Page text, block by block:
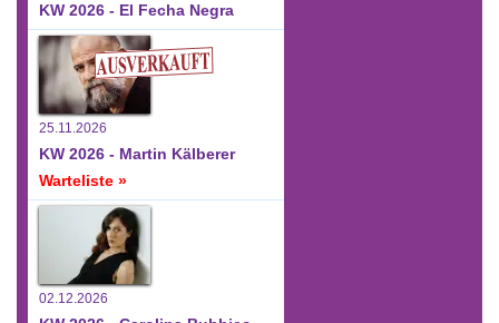
KW 2026 - El Fecha Negra
25.11.2026
KW 2026 - Martin Kälberer
Warteliste »
02.12.2026